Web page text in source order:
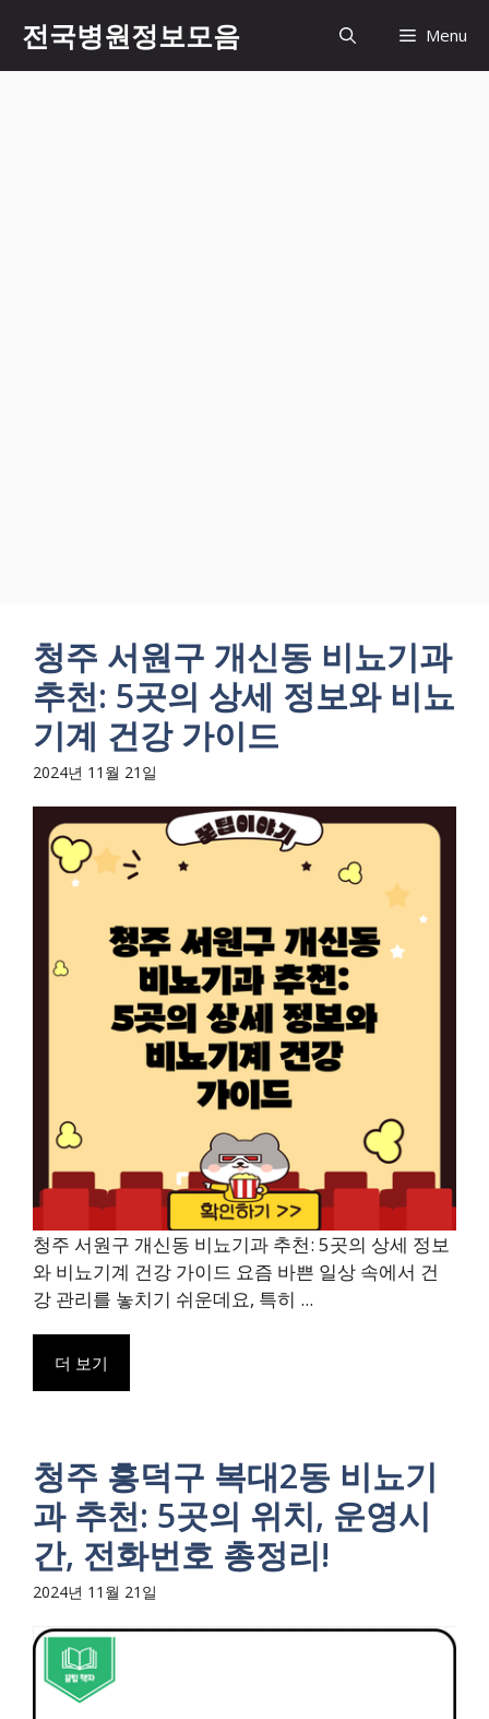
츠
전국병원정보모음 Menu
청주 서원구 개신동 비뇨기과
추천: 5곳의 상세 정보와 비뇨
기계 건강 가이드
2024년 11월 21일
청주 서원구 개신동 비뇨기과 추천: 5곳의 상세 정보
와 비뇨기계 건강 가이드 요즘 바쁜 일상 속에서 건
강 관리를 놓치기 쉬운데요, 특히 ...
더 보기
청주 흥덕구 복대2동 비뇨기
과 추천: 5곳의 위치, 운영시
간, 전화번호 총정리!
2024년 11월 21일